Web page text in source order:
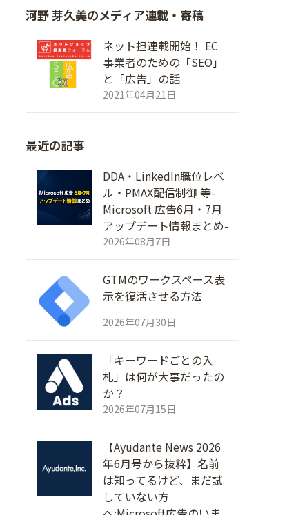
河野 芽久美のメディア連載・寄稿
ネット担連載開始！ EC
事業者のための「SEO」
と「広告」の話
2021年04月21日
最近の記事
DDA・LinkedIn職位レベ
ル・PMAX配信制御 等-
Microsoft 広告6月・7月
アップデート情報まとめ-
2026年08月7日
GTMのワークスペース表
示を復活させる方法
2026年07月30日
「キーワードごとの入
札」は何が大事だったの
か？
2026年07月15日
【Ayudante News 2026
年6月号から抜粋】名前
は知ってるけど、まだ試
していない方